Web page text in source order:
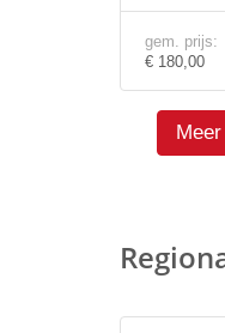
gem. prijs:
€ 180,00